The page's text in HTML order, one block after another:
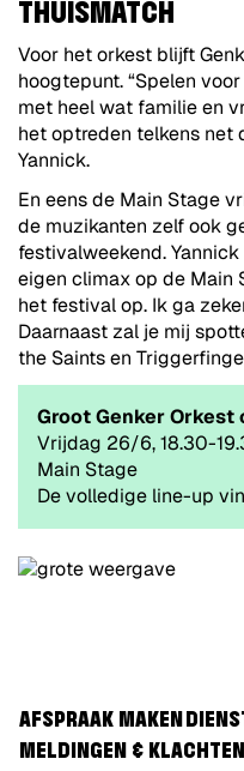
THUISMATCH
Voor het orkest blijft
hoogtepunt. “Spelen
met heel wat familie en
het optreden telkens net
Yannick.
En eens de Main Stage
de muzikanten zelf ook
festivalweekend.
eigen climax op de Main
het festival op. Ik ga
Daarnaast zal je mij
the Saints en
Groot Genker Orkest
Vrijdag 26/6, 18.30-
Main Stage
De volledige line-up
AFSPRAAK MAKEN
MELDINGEN & KLACHTEN